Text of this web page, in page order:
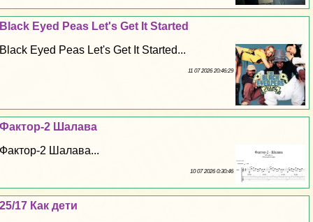
Black Eyed Peas Let's Get It Started
Black Eyed Peas Let's Get It Started...
11 07 2026 20:46:29
Фактор-2 Шалава
Фактор-2 Шалава...
10 07 2026 0:30:46
25/17 Как дети